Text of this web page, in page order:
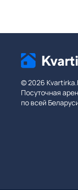
© 2026
Посуточная
по всей